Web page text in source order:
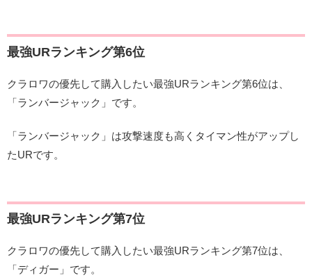
最強URランキング第6位
クラロワの優先して購入したい最強URランキング第6位は、
「ランバージャック」です。
「ランバージャック」は攻撃速度も高くタイマン性がアップし
たURです。
最強URランキング第7位
クラロワの優先して購入したい最強URランキング第7位は、
「ディガー」です。